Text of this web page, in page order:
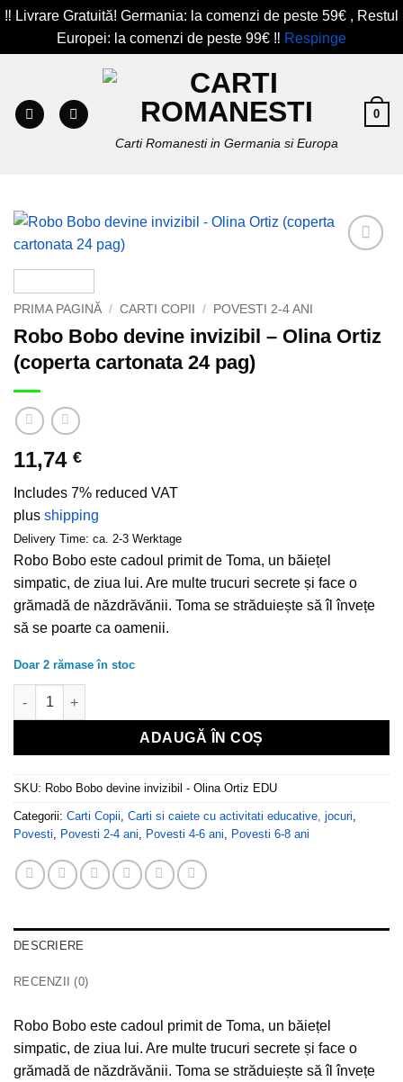
‼️ Livrare Gratuită! Germania: la comenzi de peste 59€ , Restul
Europei: la comenzi de peste 99€ ‼️ Respinge
content
Carti Romanesti in Germania si Europa
0
PRIMA PAGINĂ / CARTI COPII / POVESTI 2-4 ANI
Robo Bobo devine invizibil – Olina Ortiz
(coperta cartonata 24 pag)
11,74 €
Includes 7% reduced VAT
plus shipping
Delivery Time: ca. 2-3 Werktage
Robo Bobo este cadoul primit de Toma, un băiețel
simpatic, de ziua lui. Are multe trucuri secrete și face o
grămadă de năzdrăvănii. Toma se străduiește să îl învețe
să se poarte ca oamenii.
Doar 2 rămase în stoc
Cantitate Robo Bobo devine invizibil - Olina Ortiz (coperta
ADAUGĂ ÎN COȘ
SKU: Robo Bobo devine invizibil - Olina Ortiz EDU
Categorii: Carti Copii Carti si caiete cu activitati educative, jocuri
Povesti
Povesti 2-4 ani Povesti 4-6 ani Povesti 6-8 ani
DESCRIERE
RECENZII (0)
Robo Bobo este cadoul primit de Toma, un băiețel
simpatic, de ziua lui. Are multe trucuri secrete și face o
grămadă de năzdrăvănii. Toma se străduiește să îl învețe